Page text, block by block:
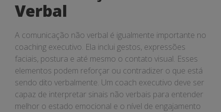
Verbal
A comunicação não verbal é igualmente importante no
coaching executivo. Ela inclui gestos, expressões
faciais, postura e até mesmo o contato visual. Esses
elementos podem reforçar ou contradizer o que está
sendo dito verbalmente. Um coach executivo deve ser
capaz de interpretar sinais não verbais para entender
melhor o estado emocional e o nível de engajamento